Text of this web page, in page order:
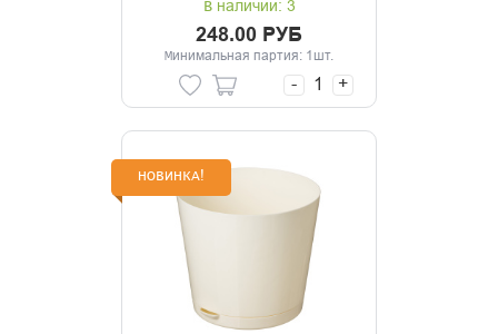
В наличии: 3
248.00 РУБ
Минимальная партия: 1шт.
- +
НОВИНКА!